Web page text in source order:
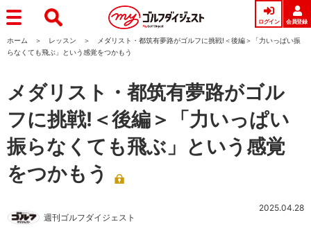
ログイン 会員登録
ホーム レッスン
メダリスト・都筑有夢路がゴルフに挑戦!＜後編＞「力いっぱい振
らなくても飛ぶ」という感覚をつかもう
メダリスト・都筑有夢路がゴル
フに挑戦!＜後編＞「力いっぱい
振らなくても飛ぶ」という感覚
をつかもう
週刊ゴルフダイジェスト
2025.04.28